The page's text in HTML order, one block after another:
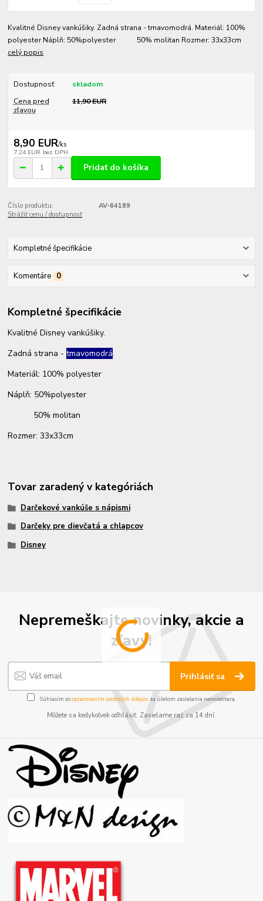
Kvalitné Disney vankúšiky. Zadná strana - tmavomodrá. Materiál: 100%
polyester Náplň: 50%polyester 50% molitan Rozmer: 33x33cm
celý popis
Dostupnosť
skladom
Cena pred
zľavou
11,90 EUR
8,90 EUR/ks
7,24 EUR bez DPH
Pridať do košíka
Číslo produktu:
AV-64189
Strážiť cenu / dostupnosť
Kompletné špecifikácie
Komentáre 0
Kompletné špecifikácie
Kvalitné Disney vankúšiky.
Zadná strana -tmavomodrá.
Materiál: 100% polyester
Náplň: 50%polyester
50% molitan
Rozmer: 33x33cm
Tovar zaradený v kategóriách
Darčekové vankúše s nápismi
Darčeky pre dievčatá a chlapcov
Disney
Nepremeškajte novinky, akcie a
zľavy!
Prihlásiť sa
Súhlasím sospracovaním osobných údajov za účelom zasielania newslettera.
Môžete sa kedykoľvek odhlásiť. Zasielame raz za 14 dní.